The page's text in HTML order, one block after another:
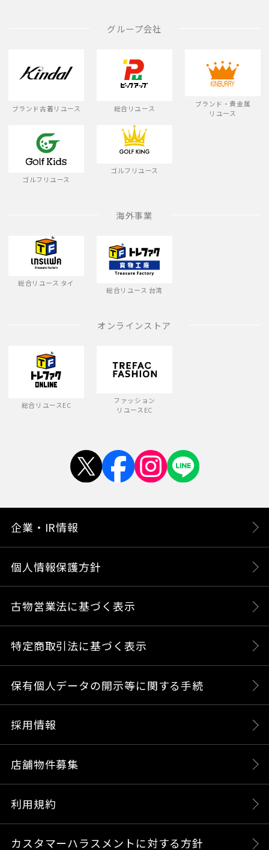
グループ会社
ブランド古着リユース 総合リユース
ブランド・貴金属
リユース
ゴルフリユース
ゴルフリユース
海外事業
総合リユース タイ
総合リユース 台湾
オンラインストア
総合リユースEC
ファッション
リユースEC
企業・IR情報
個人情報保護方針
古物営業法に基づく表示
特定商取引法に基づく表示
保有個人データの開示等に関する手続
採用情報
店舗物件募集
利用規約
カスタマーハラスメントに対する方針